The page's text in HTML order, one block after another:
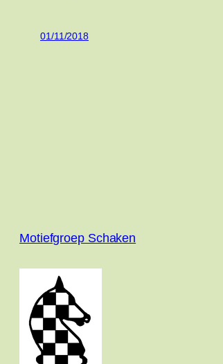
01/11/2018
Motiefgroep Schaken